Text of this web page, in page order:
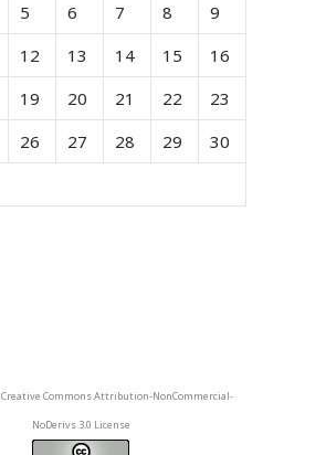
5 6 7 8
9
12 13 14 15
16
19 20 21 22
23
26 27 28 29
30
Creative Commons Attribution-NonCommercial-
NoDerivs 3.0 License